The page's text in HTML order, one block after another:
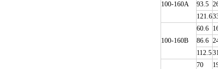
100-160A
93.5
121.6
100-160B
60.6
86.6
112.5
70